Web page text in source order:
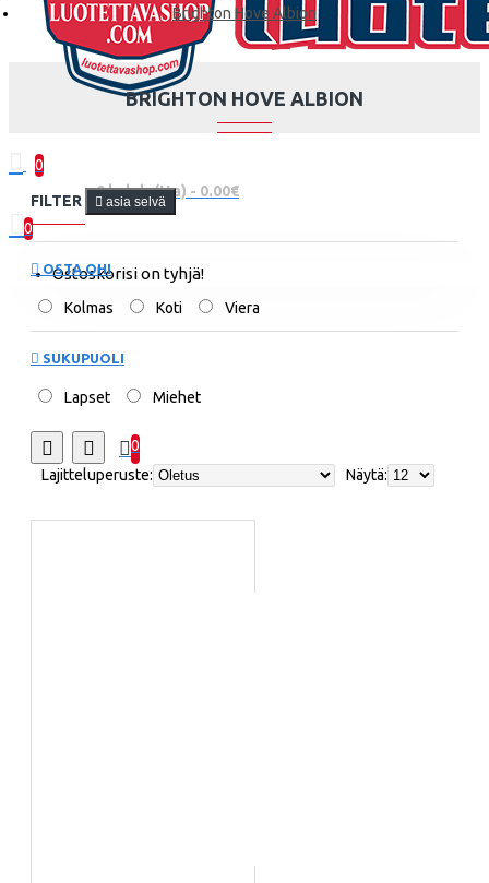
0
0 kohde(tta) - 0.00€
0
Ostoskorisi on tyhjä!
Brighton Hove Albion
BRIGHTON HOVE ALBION
FILTER asia selvä
OSTA OHI
Kolmas Koti Viera
SUKUPUOLI
Lapset Miehet
0
Lajitteluperuste:
Näytä: